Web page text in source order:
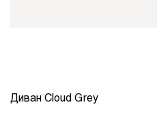
КОЛИЧЕСТВО 1
Диван Cloud Grey